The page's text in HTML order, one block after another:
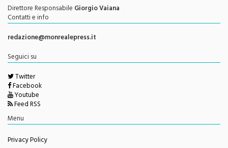
Autorizzazione del Tribunale di Palermo N. 621/2013
Direttore ResponsabileGiorgio Vaiana
Contatti e info
redazione@monrealepress.it
Seguici su
Twitter
Facebook
Youtube
Feed RSS